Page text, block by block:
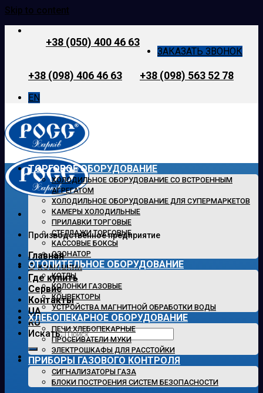
Skip to content
+38 (050) 400 46 63
+38 (098) 406 46 63 +38 (098) 563 52 78
ЗАКАЗАТЬ ЗВОНОК
EN
Производственное предприятие
Главная
О компании
Где купить
Сервис
Контакты
UA
RU
Искать:
ТОРГОВОЕ ОБОРУДОВАНИЕ
ХОЛОДИЛЬНОЕ ОБОРУДОВАНИЕ СО ВСТРОЕННЫМ
АГРЕГАТОМ
ХОЛОДИЛЬНОЕ ОБОРУДОВАНИЕ ДЛЯ СУПЕРМАРКЕТОВ
КАМЕРЫ ХОЛОДИЛЬНЫЕ
ПРИЛАВКИ ТОРГОВЫЕ
СТЕЛЛАЖИ ТОРГОВЫЕ
КАССОВЫЕ БОКСЫ
ОЗОНАТОР
ОТОПИТЕЛЬНОЕ ОБОРУДОВАНИЕ
КОТЛЫ
КОЛОНКИ ГАЗОВЫЕ
КОНВЕКТОРЫ
УСТРОЙСТВА МАГНИТНОЙ ОБРАБОТКИ ВОДЫ
ХЛЕБОПЕКАРНОЕ ОБОРУДОВАНИЕ
ПЕЧИ ХЛЕБОПЕКАРНЫЕ
ПРОСЕИВАТЕЛИ МУКИ
ЭЛЕКТРОШКАФЫ ДЛЯ РАССТОЙКИ
ПРИБОРЫ ГАЗОВОГО КОНТРОЛЯ
СИГНАЛИЗАТОРЫ ГАЗА
БЛОКИ ПОСТРОЕНИЯ СИСТЕМ БЕЗОПАСНОСТИ